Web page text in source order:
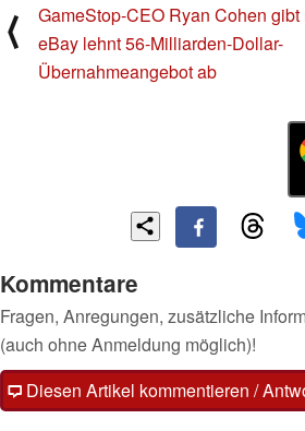
⟨
GameStop-CEO Ryan Cohen gibt
eBay lehnt 56-Milliarden-Dollar-
Übernahmeangebot ab
Kommentare
Fragen, Anregungen, zusätzliche
(auch ohne Anmeldung möglich)!
Diesen Artikel kommentieren /